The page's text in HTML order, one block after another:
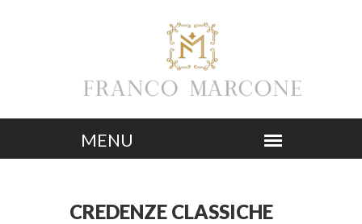
CREDENZE CLASSICHE